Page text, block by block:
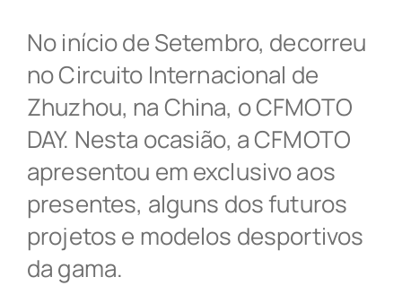
NOTÍCIAS
APOIO AO CLIENTE
ONDE COMPRAR
No início de Setembro, decorreu
no Circuito Internacional de
Zhuzhou, na China, o CFMOTO
DAY. Nesta ocasião, a CFMOTO
apresentou em exclusivo aos
presentes, alguns dos futuros
projetos e modelos desportivos
da gama.